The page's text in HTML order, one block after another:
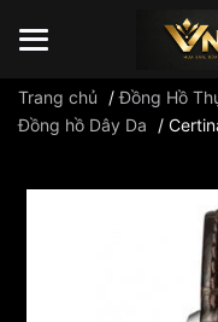
Trang chủ /Đồng Hồ
Đồng hồ Dây Da
/